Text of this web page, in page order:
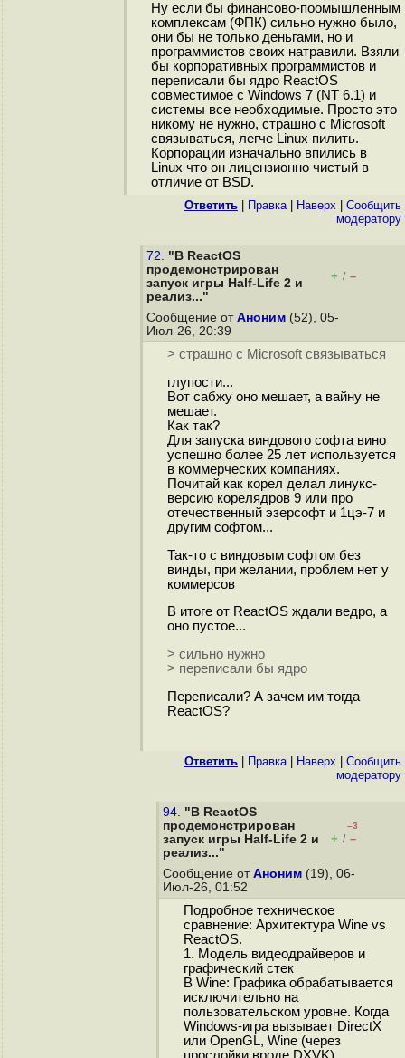
Ну если бы финансово-поомышленным
комплексам (ФПК) сильно нужно было,
они бы не только деньгами, но и
программистов своих натравили. Взяли
бы корпоративных программистов и
переписали бы ядро ReactOS
совместимое с Windows 7 (NT 6.1) и
системы все необходимые. Просто это
никому не нужно, страшно с Microsoft
связываться, легче Linux пилить.
Корпорации изначально впились в
Linux что он лицензионно чистый в
отличие от BSD.
Ответить Правка| Наверх
Cообщить
модератору
72. "В ReactOS
продемонстрирован
запуск игры Half-Life 2 и
реализ..."
+ / –
Сообщение от Аноним (52), 05-
Июл-26, 20:39
> страшно с Microsoft связываться
глупости...
Вот сабжу оно мешает, а вайну не
мешает.
Как так?
Для запуска виндового софта вино
успешно более 25 лет используется
в коммерческих компаниях.
Почитай как корел делал линукс-
версию корелядров 9 или про
отечественный эзерсофт и 1цэ-7 и
другим софтом...
Так-то с виндовым софтом без
винды, при желании, проблем нет у
коммерсов
В итоге от ReactOS ждали ведро, а
оно пустое...
> сильно нужно
> переписали бы ядро
Переписали? А зачем им тогда
ReactOS?
Ответить Правка| Наверх
Cообщить
модератору
94. "В ReactOS
продемонстрирован
запуск игры Half-Life 2 и
реализ..."
–3
+ / –
Сообщение от Аноним (19), 06-
Июл-26, 01:52
Подробное техническое
сравнение: Архитектура Wine vs
ReactOS.
1. Модель видеодрайверов и
графический стек
В Wine: Графика обрабатывается
исключительно на
пользовательском уровне. Когда
Windows-игра вызывает DirectX
или OpenGL, Wine (через